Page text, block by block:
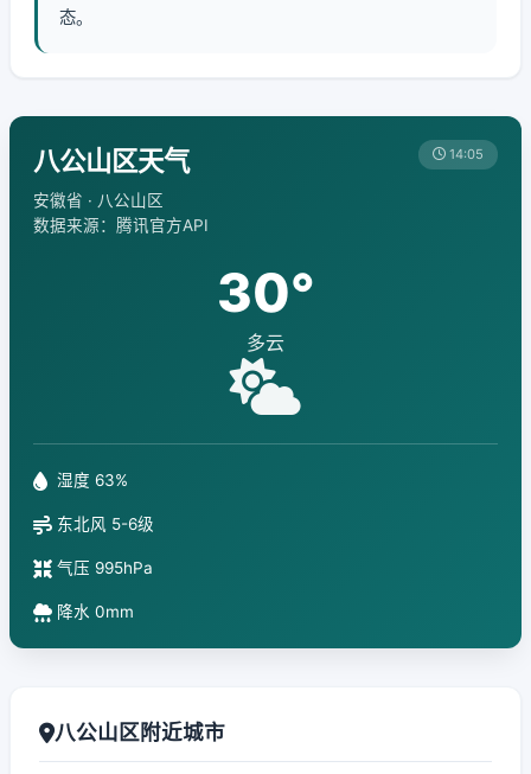
态。
八公山区天气
安徽省 · 八公山区
数据来源：腾讯官方API
14:05
30°
多云
湿度 63%
东北风 5-6级
气压 995hPa
降水 0mm
八公山区附近城市